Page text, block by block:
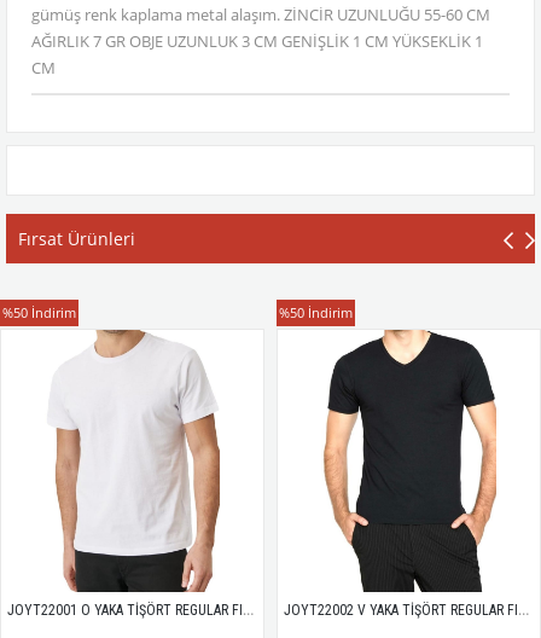
gümüş renk kaplama metal alaşım. ZİNCİR UZUNLUĞU 55-60 CM
AĞIRLIK 7 GR OBJE UZUNLUK 3 CM GENİŞLİK 1 CM YÜKSEKLİK 1
CM
Fırsat Ürünleri
T-Shirt
JOYT22001 O YAKA TİŞÖRT REGULAR FIT %100 PAMUK COMPACK PENYE
%50 İndirim T-Shirt
JOYT22002 V YAKA TİŞÖRT REGULAR FIT %100 PAMUK COMPACK PENYE
%50 İndirim